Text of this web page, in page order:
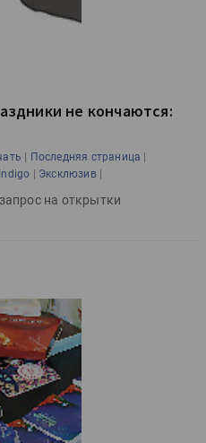
не кончаются:
| Последняя страница |
| Эксклюзив |
на открытки